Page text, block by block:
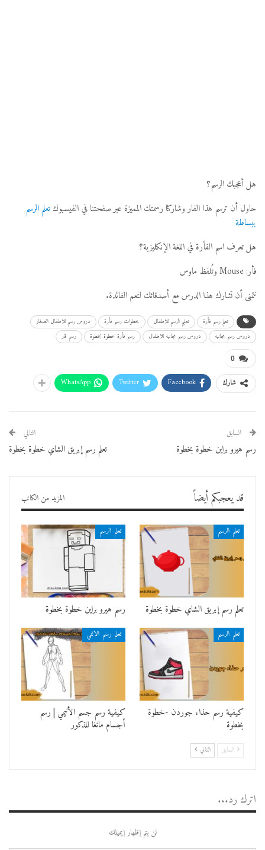
هل أعجبك الرسم؟
حاول أن ترسم هذا الفار وشاركنا رسمتك المميزة عبر صفحتنا في الفيسبوكتعلم الرسم
ببساطة
هل تعرف اسم الفأرة في اللغة الإنكليزية؟
فأر: Mouse وتُلفظ ماوس
نتمنى أن تشارك هذا الدرس مع أصدقائك لتعم الفائدة.
تعلم رسم فأرة تعليم الرسم للاطفال خطوات رسم فأرة
دروس رسم للاطفال الصغار
دروس رسم مجانيه
دروس رسم مجانيه للاطفال رسم فأرة خطوة بخطوة رسم فار
0
شارك Facebook
Twitter
WhatsApp
السابق
رسم هيرو براين خطوة بخطوة
التالي
تعلم رسم إبريق الشاي خطوة بخطوة
قد يعجبكم أيضاً المزيد من الكاتب
تعلم الرسم
تعلم رسم إبريق الشاي خطوة بخطوة
تعلم الرسم
رسم هيرو براين خطوة بخطوة
تعلم الرسم
كيفية رسم حذاء جوردن -خطوة
بخطوة
تعلم رسم الانمي
كيفية رسم جسم الأنيمي | رسم
أجسام مانغا للذكور
السابق التالي
اترك رد...
لن يتم إظهار إيميلك